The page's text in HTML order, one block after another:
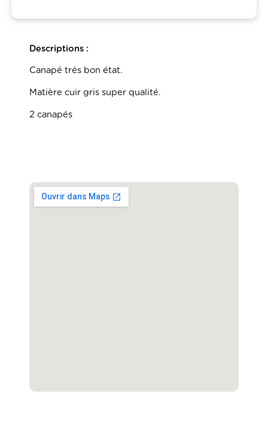
Descriptions :
Canapé trés bon état.
Matière cuir gris super qualité.
2 canapés